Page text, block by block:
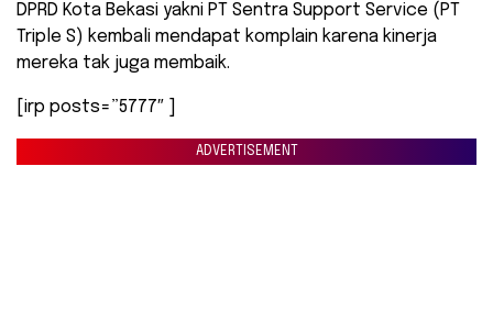
DPRD Kota Bekasi yakni PT Sentra Support Service (PT
Triple S) kembali mendapat komplain karena kinerja
mereka tak juga membaik.
[irp posts=”5777″ ]
ADVERTISEMENT